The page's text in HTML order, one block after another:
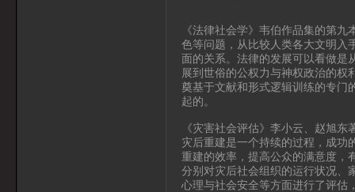
《法律社会学》韦伯作品集的第
色等问题，从比较人类各大文明入
面的关系。法律的发展可以看做是
展到世俗的公权力与神权政治的权
奠基于文献和形式逻辑训练的专门
起的。
《灾害社会评估》李小云、赵旭
灾后重建是一个持续的过程，成功
重建的效率，提高公众的满意度，
分别对灾后社会组织的运行状况、
心理与社会安全等方面进行了评估